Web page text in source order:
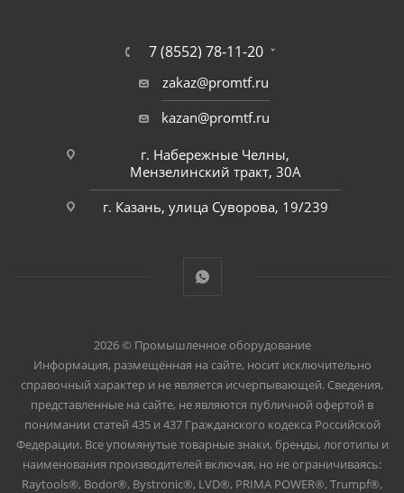
7 (8552) 78-11-20
zakaz@promtf.ru
kazan@promtf.ru
г. Набережные Челны,
Мензелинский тракт, 30А
г. Казань, улица Суворова, 19/239
2026 © Промышленное оборудование
Информация, размещённая на сайте, носит исключительно
справочный характер и не является исчерпывающей. Сведения,
представленные на сайте, не являются публичной офертой в
понимании статей 435 и 437 Гражданского кодекса Российской
Федерации. Все упомянутые товарные знаки, бренды, логотипы и
наименования производителей включая, но не ограничиваясь:
Raytools®, Bodor®, Bystronic®, LVD®, PRIMA POWER®, Trumpf®,